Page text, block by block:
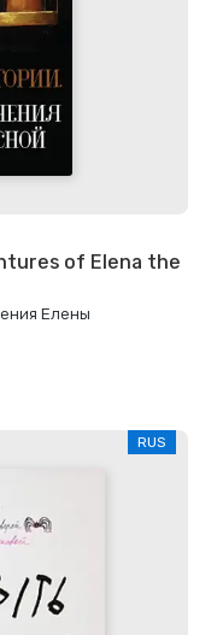
of Elena the
Елены
RUS